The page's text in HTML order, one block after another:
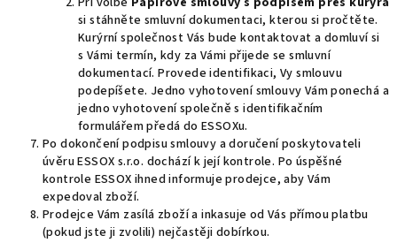
si stáhněte smluvní dokumentaci, kterou si pročtěte.
Kurýrní společnost Vás bude kontaktovat a domluví si
s Vámi termín, kdy za Vámi přijede se smluvní
dokumentací. Provede identifikaci, Vy smlouvu
podepíšete. Jedno vyhotovení smlouvy Vám ponechá a
jedno vyhotovení společně s identifikačním
formulářem předá do ESSOXu.
Po dokončení podpisu smlouvy a doručení poskytovateli
úvěru ESSOX s.r.o. dochází k její kontrole. Po úspěšné
kontrole ESSOX ihned informuje prodejce, aby Vám
expedoval zboží.
Prodejce Vám zasílá zboží a inkasuje od Vás přímou platbu
(pokud jste ji zvolili) nejčastěji dobírkou.